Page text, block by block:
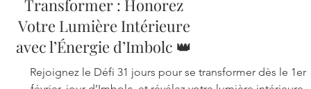
👑 Défi 31 Jours pour se
Transformer : Honorez
Votre Lumière Intérieure
avec l’Énergie d’Imbolc 👑